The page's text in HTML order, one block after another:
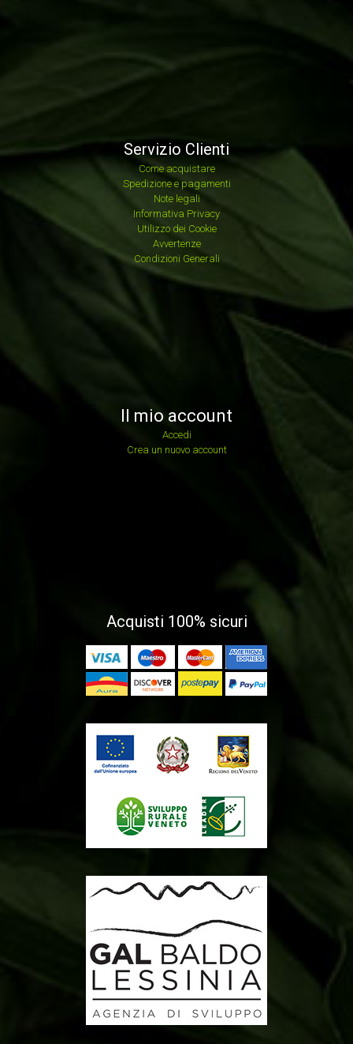
Servizio Clienti
Come acquistare
Spedizione e pagamenti
Note legali
Informativa Privacy
Utilizzo dei Cookie
Avvertenze
Condizioni Generali
Il mio account
Accedi
Crea un nuovo account
Acquisti 100% sicuri